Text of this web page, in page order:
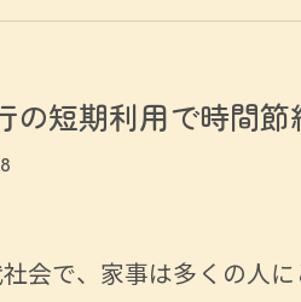
の短期利用で時間節
会で、家事は多くの人